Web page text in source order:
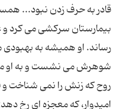
قادر به حرف زدن نبود...
بیمارستان سرکشی می کرد و
رساند. او همیشه به بهبودی
شوهرش می نشست و به او
روح که زنش را نمی شناخت
امیدوار، که معجزه ای رخ